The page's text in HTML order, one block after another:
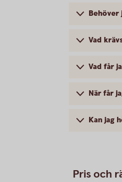
Behöver
Vad
Vad får
När får
Kan jag
Pris och